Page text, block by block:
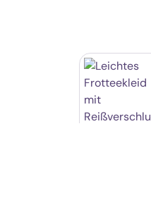
Bildergalerie